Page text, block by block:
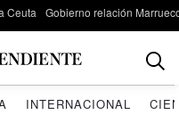
Ceuta Gobierno relación
INTERNACIONAL